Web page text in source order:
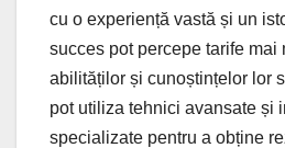
cu o experiență vastă și un
succes pot percepe tarife mai
abilităților și cunoștințelor lor
pot utiliza tehnici avansate și
specializate pentru a obține